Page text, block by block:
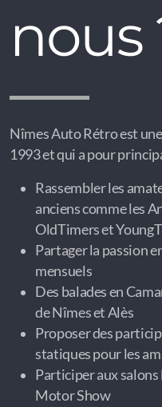
nous
Nîmes Auto Rétro est
1993 et qui a pour
Rassembler les
anciens comme les
OldTimers et
Partager la passion
mensuels
Des balades en
de Nîmes et Alès
Proposer des
statiques pour les
Participer aux
Motor Show